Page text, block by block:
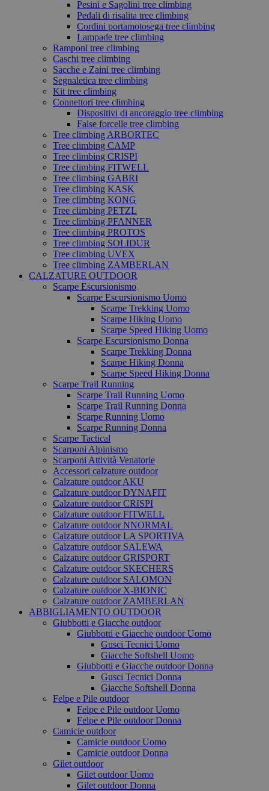
Pesini e Sagolini tree climbing
Pedali di risalita tree climbing
Cordini portamotosega tree climbing
Lampade tree climbing
Ramponi tree climbing
Caschi tree climbing
Sacche e Zaini tree climbing
Segnaletica tree climbing
Kit tree climbing
Connettori tree climbing
Dispositivi di ancoraggio tree climbing
False forcelle tree climbing
Tree climbing ARBORTEC
Tree climbing CAMP
Tree climbing CRISPI
Tree climbing FITWELL
Tree climbing GABRI
Tree climbing KASK
Tree climbing KONG
Tree climbing PETZL
Tree climbing PFANNER
Tree climbing PROTOS
Tree climbing SOLIDUR
Tree climbing UVEX
Tree climbing ZAMBERLAN
CALZATURE OUTDOOR
Scarpe Escursionismo
Scarpe Escursionismo Uomo
Scarpe Trekking Uomo
Scarpe Hiking Uomo
Scarpe Speed Hiking Uomo
Scarpe Escursionismo Donna
Scarpe Trekking Donna
Scarpe Hiking Donna
Scarpe Speed Hiking Donna
Scarpe Trail Running
Scarpe Trail Running Uomo
Scarpe Trail Running Donna
Scarpe Running Uomo
Scarpe Running Donna
Scarpe Tactical
Scarponi Alpinismo
Scarponi Attività Venatorie
Accessori calzature outdoor
Calzature outdoor AKU
Calzature outdoor DYNAFIT
Calzature outdoor CRISPI
Calzature outdoor FITWELL
Calzature outdoor NNORMAL
Calzature outdoor LA SPORTIVA
Calzature outdoor SALEWA
Calzature outdoor GRISPORT
Calzature outdoor SKECHERS
Calzature outdoor SALOMON
Calzature outdoor X-BIONIC
Calzature outdoor ZAMBERLAN
ABBIGLIAMENTO OUTDOOR
Giubbotti e Giacche outdoor
Giubbotti e Giacche outdoor Uomo
Gusci Tecnici Uomo
Giacche Softshell Uomo
Giubbotti e Giacche outdoor Donna
Gusci Tecnici Donna
Giacche Softshell Donna
Felpe e Pile outdoor
Felpe e Pile outdoor Uomo
Felpe e Pile outdoor Donna
Camicie outdoor
Camicie outdoor Uomo
Camicie outdoor Donna
Gilet outdoor
Gilet outdoor Uomo
Gilet outdoor Donna